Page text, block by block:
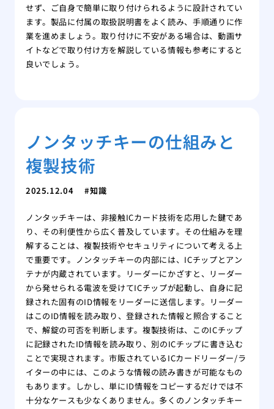
せず、ご自身で簡単に取り付けられるように設計されてい
ます。製品に付属の取扱説明書をよく読み、手順通りに作
業を進めましょう。取り付けに不安がある場合は、動画サ
イトなどで取り付け方を解説している情報も参考にすると
良いでしょう。
ノンタッチキーの仕組みと
複製技術
2025.12.04 知識
ノンタッチキーは、非接触ICカード技術を応用した鍵であ
り、その利便性から広く普及しています。その仕組みを理
解することは、複製技術やセキュリティについて考える上
で重要です。ノンタッチキーの内部には、ICチップとアン
テナが内蔵されています。リーダーにかざすと、リーダー
から発せられる電波を受けてICチップが起動し、自身に記
録された固有のID情報をリーダーに送信します。リーダー
はこのID情報を読み取り、登録された情報と照合すること
で、解錠の可否を判断します。複製技術は、このICチップ
に記録されたID情報を読み取り、別のICチップに書き込む
ことで実現されます。市販されているICカードリーダー/ラ
イターの中には、このような情報の読み書きが可能なもの
もあります。しかし、単にID情報をコピーするだけでは不
十分なケースも少なくありません。多くのノンタッチキー